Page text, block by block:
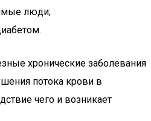
люди;
хронические заболевания
потока крови в
чего и возникает